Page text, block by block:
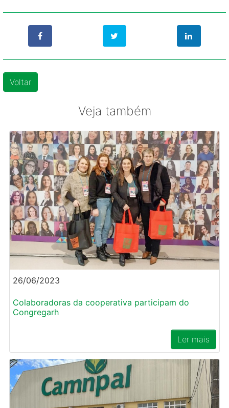
Voltar
Veja também
26/06/2023
Colaboradoras da cooperativa participam do
Congregarh
Ler mais